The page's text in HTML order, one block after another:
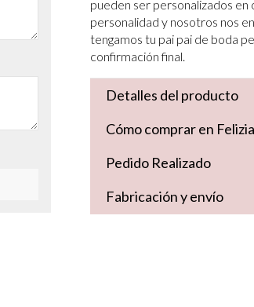
pueden ser personalizados en
personalidad y nosotros nos
tengamos tu pai pai de boda
confirmación final.
Detalles del producto
Cómo comprar en Felizia
Pedido Realizado
Fabricación y envío